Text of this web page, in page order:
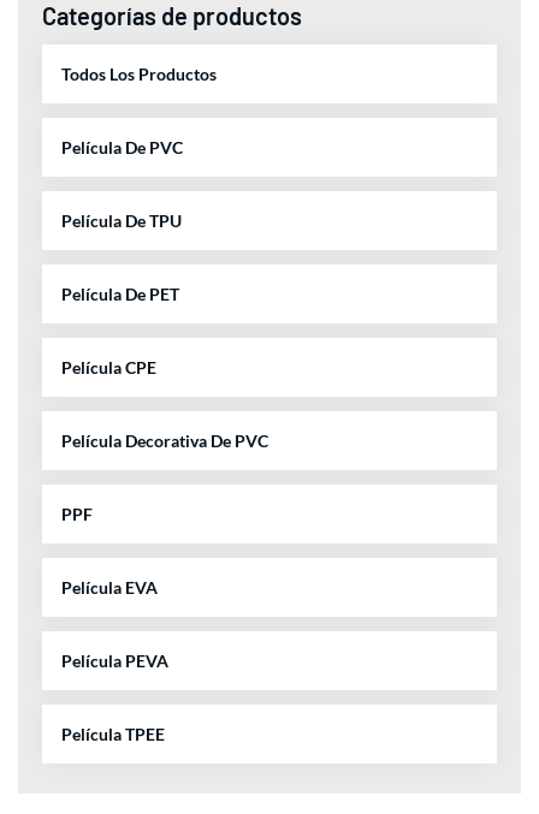
Categorías de productos
Todos Los Productos
Película De PVC
Película De TPU
Película De PET
Película CPE
Película Decorativa De PVC
PPF
Película EVA
Película PEVA
Película TPEE